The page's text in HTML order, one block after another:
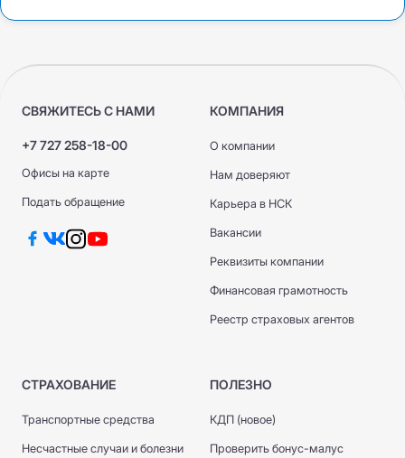
СВЯЖИТЕСЬ С НАМИ
+7 727 258-18-00
Офисы на карте
Подать обращение
КОМПАНИЯ
О компании
Нам доверяют
Карьера в НСК
Вакансии
Реквизиты компании
Финансовая грамотность
Реестр страховых агентов
СТРАХОВАНИЕ
Транспортные средства
Несчастные случаи и болезни
ПОЛЕЗНО
КДП (новое)
Проверить бонус-малус